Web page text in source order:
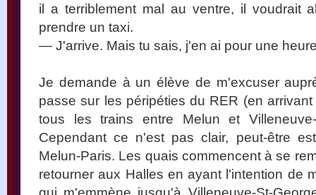
il a terriblement mal au ventre, il voudrait
prendre un taxi.
— J'arrive. Mais tu sais, j'en ai pour une
Je demande à un élève de m'excuser
passe sur les péripéties du RER (en
tous les trains entre Melun et
Cependant ce n'est pas clair, peut-être
Melun-Paris. Les quais commencent à se
retourner aux Halles en ayant l'intention de